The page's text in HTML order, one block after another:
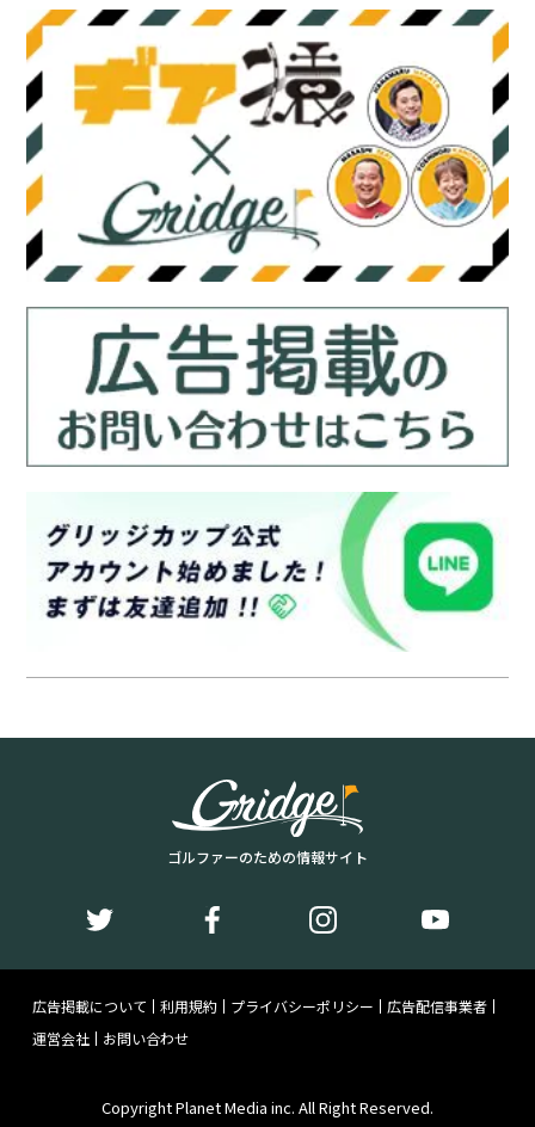
ゴルファーのための情報サイト
広告掲載について 利用規約 プライバシーポリシー
広告配信事業者
運営会社
お問い合わせ
Copyright Planet Media inc. All Right Reserved.